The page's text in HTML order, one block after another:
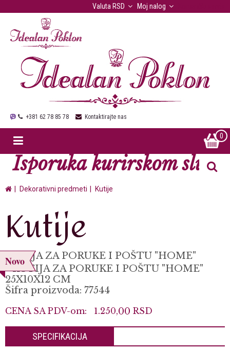
Moj nalog
Valuta RSD
+381 62 78 85 78 Kontaktirajte nas
0
Isporuka kurirskom
Dekorativni predmeti Kutije
Kutije
Novo
KUTIJA ZA PORUKE I POŠTU "HOME"
* KUTIJA ZA PORUKE I POŠTU "HOME"
25X10X12 CM
Šifra proizvoda: 77544
CENA SA PDV-om: 1.250,00 RSD
SPECIFIKACIJA